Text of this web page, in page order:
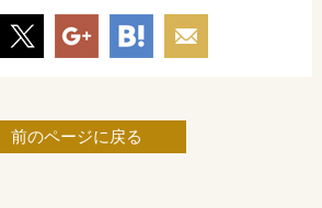
前のページに戻る